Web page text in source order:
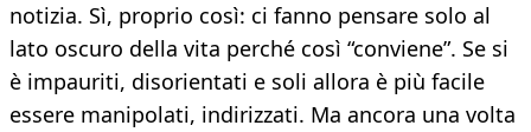
notizia. Sì, proprio così: ci fanno pensare solo al
lato oscuro della vita perché così “conviene”. Se si
è impauriti, disorientati e soli allora è più facile
essere manipolati, indirizzati. Ma ancora una volta